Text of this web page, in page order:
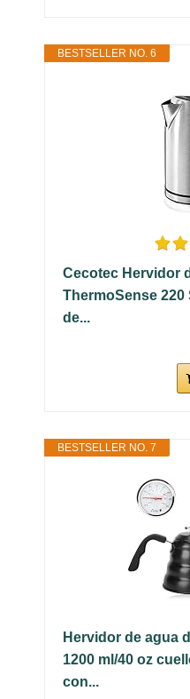
BESTSELLER NO. 6
Cecotec Hervidor
ThermoSense 220
de...
BESTSELLER NO. 7
Hervidor de agua
1200 ml/40 oz
con...